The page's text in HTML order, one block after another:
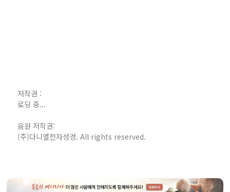
저작권 :
로딩 중...
음원 저작권:
(주)다니엘전자성경. All rights reserved.